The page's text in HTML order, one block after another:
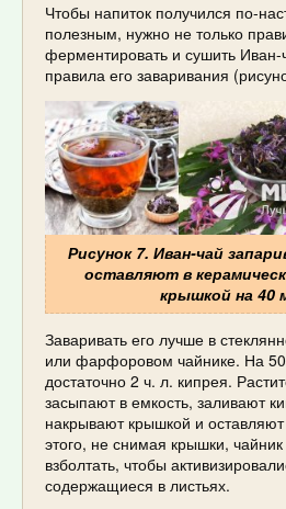
Чтобы напиток получился по-
полезным, нужно не только
ферментировать и сушить
правила его заваривания
Рисунок 7. Иван-чай
оставляют в
крышкой на 40
Заваривать его лучше в
или фарфоровом чайнике. На
достаточно 2 ч. л. кипрея.
засыпают в емкость, заливают
накрывают крышкой и
этого, не снимая крышки,
взболтать, чтобы
содержащиеся в листьях.